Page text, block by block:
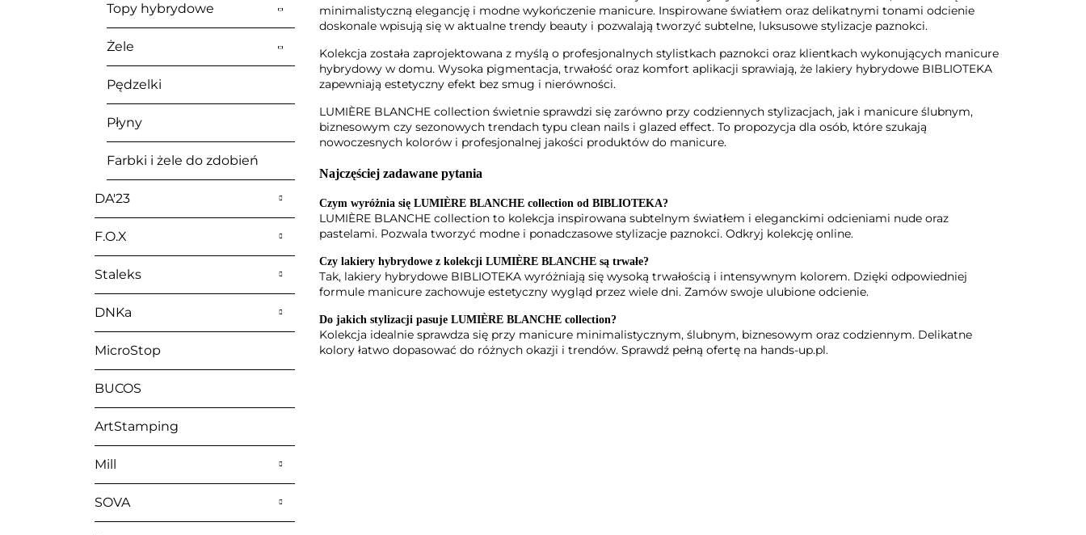
Topy hybrydowe
Żele
Pędzelki
Płyny
Farbki i żele do zdobień
DA'23
F.O.X
Staleks
DNKa
MicroStop
BUCOS
ArtStamping
Mill
SOVA
minimalistyczną elegancję i modne wykończenie manicure. Inspirowane światłem oraz delikatnymi tonami odcienie
doskonale wpisują się w aktualne trendy beauty i pozwalają tworzyć subtelne, luksusowe stylizacje paznokci.
Kolekcja została zaprojektowana z myślą o profesjonalnych stylistkach paznokci oraz klientkach wykonujących manicure
hybrydowy w domu. Wysoka pigmentacja, trwałość oraz komfort aplikacji sprawiają, że lakiery hybrydowe BIBLIOTEKA
zapewniają estetyczny efekt bez smug i nierówności.
LUMIÈRE BLANCHE collection świetnie sprawdzi się zarówno przy codziennych stylizacjach, jak i manicure ślubnym,
biznesowym czy sezonowych trendach typu clean nails i glazed effect. To propozycja dla osób, które szukają
nowoczesnych kolorów i profesjonalnej jakości produktów do manicure.
Najczęściej zadawane pytania
Czym wyróżnia się LUMIÈRE BLANCHE collection od BIBLIOTEKA?
LUMIÈRE BLANCHE collection to kolekcja inspirowana subtelnym światłem i eleganckimi odcieniami nude oraz
pastelami. Pozwala tworzyć modne i ponadczasowe stylizacje paznokci. Odkryj kolekcję online.
Czy lakiery hybrydowe z kolekcji LUMIÈRE BLANCHE są trwałe?
Tak, lakiery hybrydowe BIBLIOTEKA wyróżniają się wysoką trwałością i intensywnym kolorem. Dzięki odpowiedniej
formule manicure zachowuje estetyczny wygląd przez wiele dni. Zamów swoje ulubione odcienie.
Do jakich stylizacji pasuje LUMIÈRE BLANCHE collection?
Kolekcja idealnie sprawdza się przy manicure minimalistycznym, ślubnym, biznesowym oraz codziennym. Delikatne
kolory łatwo dopasować do różnych okazji i trendów. Sprawdź pełną ofertę na hands-up.pl.